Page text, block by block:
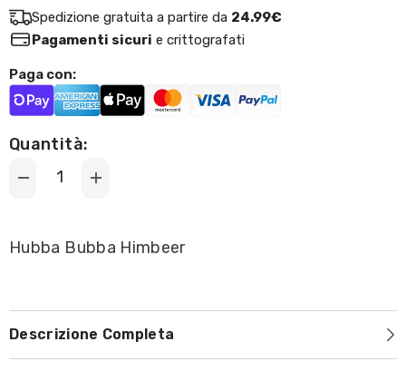
Spedizione gratuita a partire da 24.99€
Pagamenti sicuri e crittografati
Paga con:
Quantità:
Decrease
Bubba
Uva
Increase
Bubba
Uva
Hubba Bubba Himbeer
Descrizione Completa